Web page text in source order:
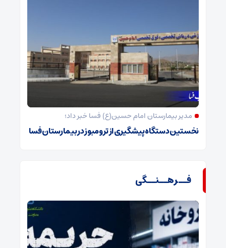
مدیر بیمارستان امام حسین(ع) فسا خبر داد؛
نخستین دستگاه پیشگیری از ترومبوز در بیمارستان فسا
فــرهــنــگی